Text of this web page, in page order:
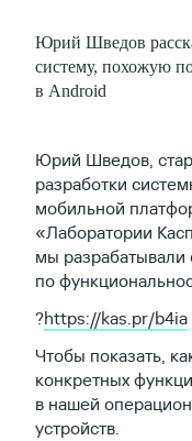
Юрий Шведов
систему, похожую
в Android
Юрий Шведов,
разработки
мобильной
«Лаборатории
мы разрабатывали
по
?https://kas.pr/b4ia
Чтобы показать,
конкретных
в нашей
устройств.